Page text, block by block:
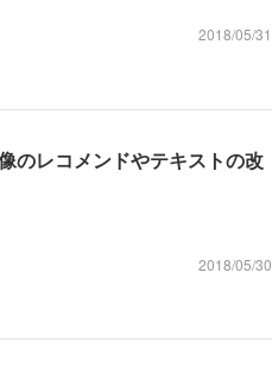
2018/05/31
のレコメンドやテキストの改
2018/05/30